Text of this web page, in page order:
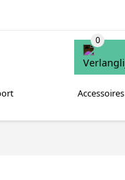
Accessoires